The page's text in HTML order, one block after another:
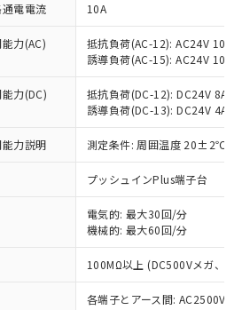
通電電流 10A
力(AC)
抵抗負荷(AC-12): AC24V 10A/
誘導負荷(AC-15): AC24V
力(DC)
抵抗負荷(DC-12): DC24V 8A/
誘導負荷(DC-13): DC24V 4A/
力説明 測定条件: 周囲温度 20±2℃、
プッシュインPlus端子台
電気的: 最大30回/分
機械的: 最大60回/分
100MΩ以上 (DC500Vメガ、点
各端子とアース間: AC2500V
件
読みいただき、同意のうえ
スは、当社制御機器事業取扱
社在庫状況および標準価格
供させていただくもので
機器事業取扱商品の中には、
スの対象外となる商品もある
了承ください。
RoHS指令（10物質）の
た製品が提供可能な商品で
RoHS指令（10物質）の非含
品に切り替える予定のある
EU RoHS指令（10物質）の
の商品で、対応品を出す予
EU RoHS指令（10物質）の
況を調査中または確認中の
センス料など無形物で、有
により、非含有部品として
有品と判明した場合などや
質材料含有率が中国RoHSの
ることを示します。
材料含有率が中国RoHSの
いることを示します。
これら貴社製品のうち、外国